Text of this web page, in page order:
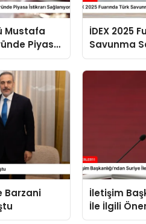
Mustafa
Piyasa
İDEX 2025
Savunma
Planda
Barzani
İletişim
İle İlgili